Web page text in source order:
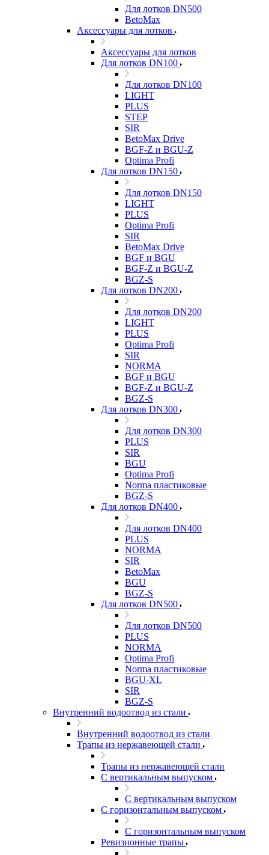
Для лотков DN500
BetoMax
Аксессуары для лотков
Аксессуары для лотков
Для лотков DN100
Для лотков DN100
LIGHT
PLUS
STEP
SIR
BetoMax Drive
BGF-Z и BGU-Z
Optima Profi
Для лотков DN150
Для лотков DN150
LIGHT
PLUS
Optima Profi
SIR
BetoMax Drive
BGF и BGU
BGF-Z и BGU-Z
BGZ-S
Для лотков DN200
Для лотков DN200
LIGHT
PLUS
Optima Profi
SIR
NORMA
BGF и BGU
BGF-Z и BGU-Z
BGZ-S
Для лотков DN300
Для лотков DN300
PLUS
SIR
BGU
Optima Profi
Norma пластиковые
BGZ-S
Для лотков DN400
Для лотков DN400
PLUS
NORMA
SIR
BetoMax
BGU
BGZ-S
Для лотков DN500
Для лотков DN500
PLUS
NORMA
Optima Profi
Norma пластиковые
BGU-XL
SIR
BGZ-S
Внутренний водоотвод из стали
Внутренний водоотвод из стали
Трапы из нержавеющей стали
Трапы из нержавеющей стали
С вертикальным выпуском
С вертикальным выпуском
С горизонтальным выпуском
С горизонтальным выпуском
Ревизионные трапы